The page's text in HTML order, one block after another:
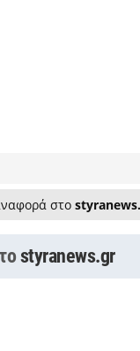
στο
styranews.gr